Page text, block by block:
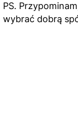
PS.
wybrać dobrą